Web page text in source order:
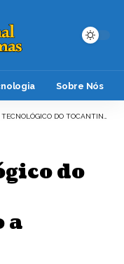
Sobre Nós
DO TOCANTINS: IMPULSIONANDO A INOVAÇÃO E O DESENVOLVIMENTO REGIONAL
do
a